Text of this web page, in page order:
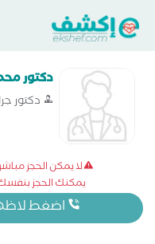
دكتور
دكتور
لا يمكن الحجز
يمكنك الحجز بنفسك
اضغط